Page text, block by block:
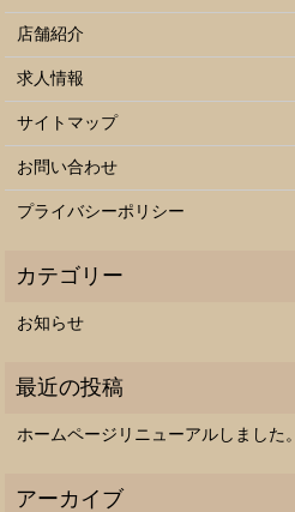
店舗紹介
求人情報
サイトマップ
お問い合わせ
プライバシーポリシー
お知らせ
ホームページリニューアルしました。